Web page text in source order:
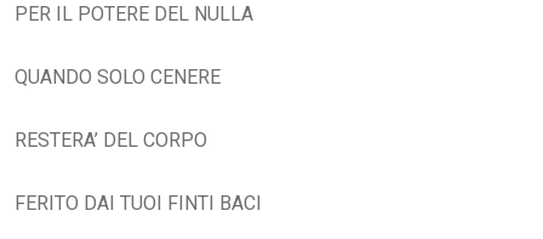
PER IL POTERE DEL NULLA
QUANDO SOLO CENERE
RESTERA’ DEL CORPO
FERITO DAI TUOI FINTI BACI